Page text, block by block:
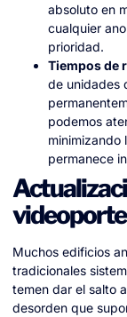
absoluto en
cualquier
prioridad.
Tiempos de
de unidades
podemos
minimizando
permanece
Muchos edificios
tradicionales
temen dar el salto
desorden que